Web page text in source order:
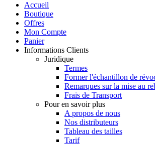
Accueil
Boutique
Offres
Mon Compte
Panier
Informations Clients
Juridique
Termes
Former l'échantillon de
Remarques sur la mise au
Frais de Transport
Pour en savoir plus
A propos de nous
Nos distributeurs
Tableau des tailles
Tarif